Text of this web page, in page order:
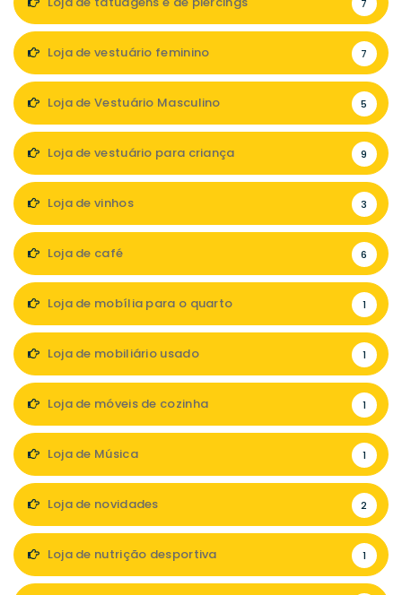
7
Loja de vestuário feminino 7
Loja de Vestuário Masculino 5
Loja de vestuário para criança 9
Loja de vinhos 3
Loja de café 6
Loja de mobília para o quarto 1
Loja de mobiliário usado 1
Loja de móveis de cozinha 1
Loja de Música 1
Loja de novidades 2
Loja de nutrição desportiva 1